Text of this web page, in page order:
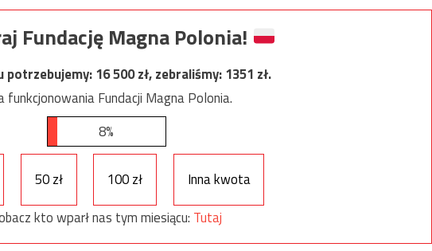
Fundację Magna Polonia!
potrzebujemy:16 500zł, zebraliśmy:1351 zł.
Fundacji Magna Polonia.
8%
50 zł 100 zł
Inna kwota
kto wparł nas tym miesiącu: Tutaj